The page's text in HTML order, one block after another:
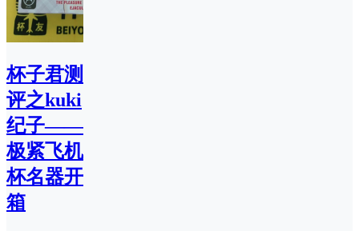
杯子君测
评之kuki
纪子——
极紧飞机
杯名器开
箱